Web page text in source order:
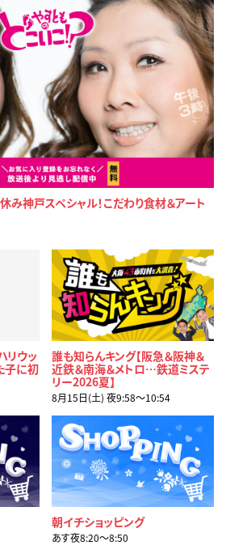
み神戸スペシャル！こだわり食材＆アート
リウッ
子に初
誰も知らんキング【阪急＆阪神＆
近鉄＆南海＆メトロ…鉄道ミステ
リー2026夏】
8月15日(土) 夜9:58〜10:54
朝イチショッピング
あす夜8:20〜8:50